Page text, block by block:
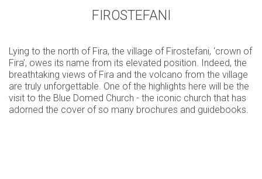
Περιηγήσεις και Δραστηριότητες
Παραλίες
Μουσεία και Αρχαιολογικά αξιοθέατα
ΦΩΤΟΓΡΑΦΊΕΣ
ΕΠΙΚΟΙΝΩΝΊΑ
FIROSTEFANI
Lying to the north of Fira, the village of Firostefani, ‘crown of
Fira’, owes its name from its elevated position. Indeed, the
breathtaking views of Fira and the volcano from the village
are truly unforgettable. One of the highlights here will be the
visit to the Blue Domed Church - the iconic church that has
adorned the cover of so many brochures and guidebooks.